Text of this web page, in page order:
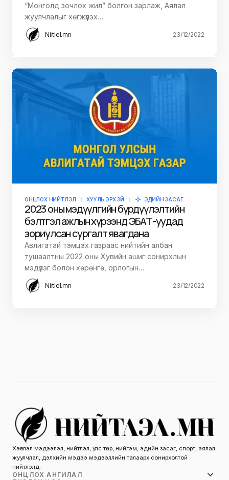
“Монголд зочлох жил” болгон зарлаж, Аялал
жуулчлалыг хөгжүүлэх…
Niitlel.mn 23/12/2022
ОНЦЛОХ НИЙТЛЭЛ ХУУЛЬ ЭРХ ЗҮЙ ЭДИЙН ЗАСАГ
2023 оны мэдүүлгийн бүрдүүлэлтийн
бэлтгэл ажлын хүрээнд ЭБАТ-уудад
зориулсан сургалт явагдана
Авлигатай тэмцэх газраас нийтийн албан
тушаалтны 2022 оны Хувийн ашиг сонирхлын
мэдүүлэг болон хөрөнгө, орлогын…
Niitlel.mn 23/12/2022
Хэвлэл мэдээлэл, нийтлэл, улс төр, нийгэм, эдийн засаг, спорт, аялал
жуулчлал, дэлхийн мэдээ мэдээллийн талаарх сонирхолтой
нийтлэлүүд.
ОНЦЛОХ АНГИЛАЛ